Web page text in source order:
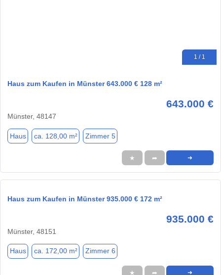
1 / 1
Haus zum Kaufen in Münster 643.000 € 128 m²
643.000 €
Münster, 48147
Haus ca. 128,00 m² Zimmer 5
★ ➦ ➜
Haus zum Kaufen in Münster 935.000 € 172 m²
935.000 €
Münster, 48151
Haus ca. 172,00 m² Zimmer 6
★ ➦ ➜